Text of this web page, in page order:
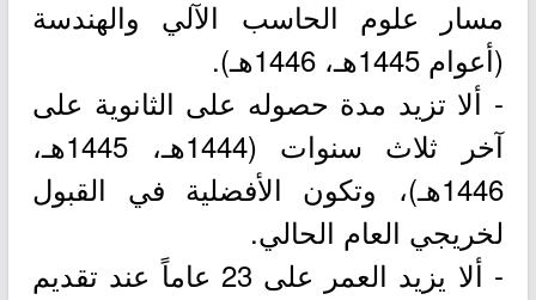
مسار علوم الحاسب الآلي والهندسة
(أعوام 1445هـ، 1446هـ).
- ألا تزيد مدة حصوله على الثانوية على
آخر ثلاث سنوات (1444هـ، 1445هـ،
1446هـ)، وتكون الأفضلية في القبول
لخريجي العام الحالي.
- ألا يزيد العمر على 23 عاماً عند تقديم